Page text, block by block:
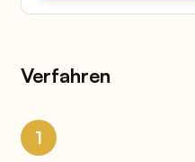
Verfahren
1